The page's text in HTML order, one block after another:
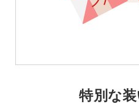
特別な